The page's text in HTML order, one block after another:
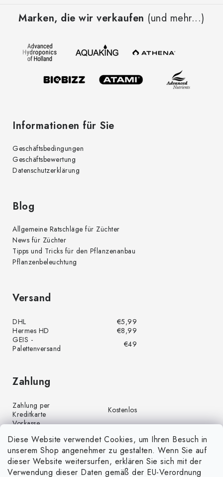
Diese Website verwendet Cookies, um Ihren Besuch in
unserem Shop angenehmer zu gestalten. Wenn Sie auf
dieser Website weitersurfen, erklären Sie sich mit der
Verwendung dieser Daten gemäß der EU-Verordnung
Marken, die wir verkaufen (und mehr...)
Informationen für Sie
Geschäftsbedingungen
Geschäftsbewertung
Datenschutzerklärung
Blog
Allgemeine Ratschläge für Züchter
News für Züchter
Tipps und Tricks für den Pflanzenanbau
Pflanzenbeleuchtung
Versand
DHL
€5,99
Hermes HD
€8,99
GEIS -
Palettenversand
€49
Zahlung
Zahlung per
Kreditkarte
Kostenlos
Vorkasse
Zahlung per PayPal
Kostenlos
Nachnahme
€4,00